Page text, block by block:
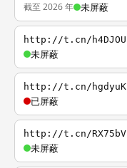
截至 2026 年 未屏蔽
http://t.cn/h4DJOU
未屏蔽
http://t.cn/hgdyuK
已屏蔽
http://t.cn/RX75bV
未屏蔽